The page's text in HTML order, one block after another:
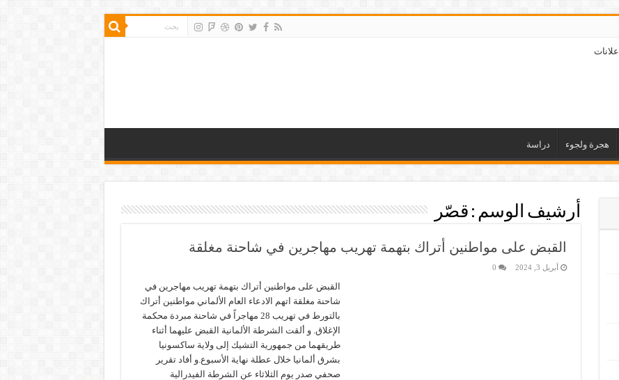
إعلانات
هجرة ولجوء دراسة
أرشيف الوسم : قصّر
القبض على مواطنين أتراك بتهمة تهريب مهاجرين في شاحنة مغلقة
أبريل 3, 2024 0
القبض على مواطنين أتراك بتهمة تهريب مهاجرين في
شاحنة مغلقة اتهم الادعاء العام الألماني مواطنين أتراك
بالتورط في تهريب 28 مهاجراً في شاحنة مبردة محكمة
الإغلاق. و ألقت الشرطة الألمانية القبض عليهما أثناء
طريقهما من جمهورية التشيك إلى ولاية ساكسونيا
بشرق ألمانيا خلال عطلة نهاية الأسبوع.و أفاد تقرير
صحفي صدر يوم الثلاثاء عن الشرطة الفيدرالية